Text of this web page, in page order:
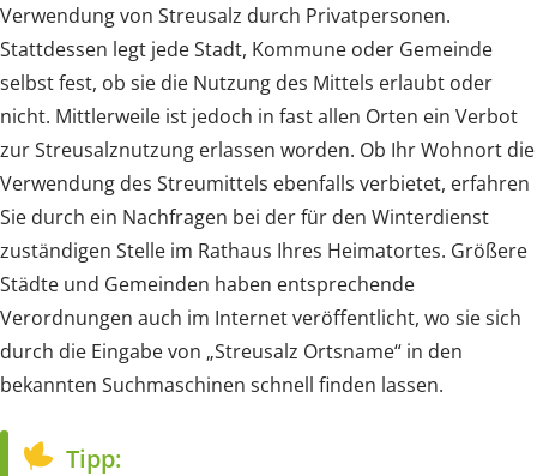
Verwendung von Streusalz durch Privatpersonen.
Stattdessen legt jede Stadt, Kommune oder Gemeinde
selbst fest, ob sie die Nutzung des Mittels erlaubt oder
nicht. Mittlerweile ist jedoch in fast allen Orten ein Verbot
zur Streusalznutzung erlassen worden. Ob Ihr Wohnort die
Verwendung des Streumittels ebenfalls verbietet, erfahren
Sie durch ein Nachfragen bei der für den Winterdienst
zuständigen Stelle im Rathaus Ihres Heimatortes. Größere
Städte und Gemeinden haben entsprechende
Verordnungen auch im Internet veröffentlicht, wo sie sich
durch die Eingabe von „Streusalz Ortsname“ in den
bekannten Suchmaschinen schnell finden lassen.
Tipp: